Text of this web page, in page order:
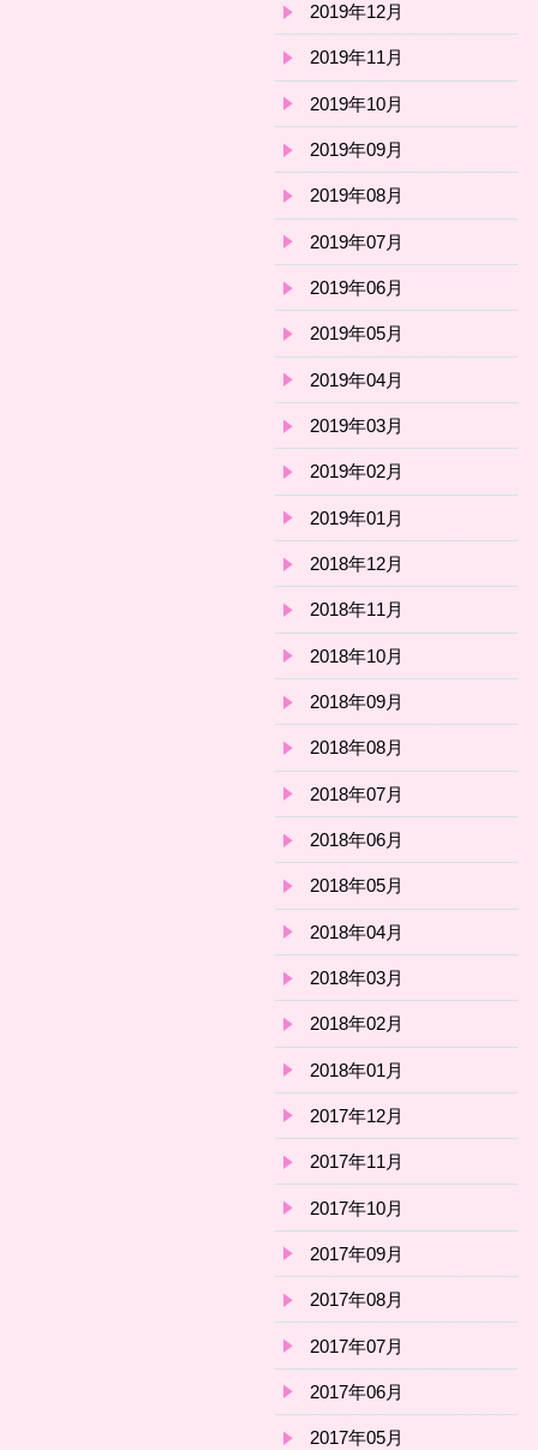
2019年12月
2019年11月
2019年10月
2019年09月
2019年08月
2019年07月
2019年06月
2019年05月
2019年04月
2019年03月
2019年02月
2019年01月
2018年12月
2018年11月
2018年10月
2018年09月
2018年08月
2018年07月
2018年06月
2018年05月
2018年04月
2018年03月
2018年02月
2018年01月
2017年12月
2017年11月
2017年10月
2017年09月
2017年08月
2017年07月
2017年06月
2017年05月